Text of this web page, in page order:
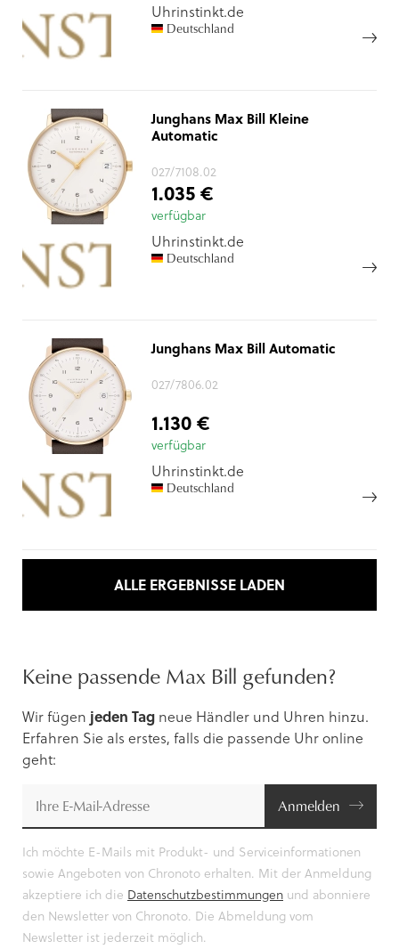
Uhrinstinkt.de
Deutschland
Junghans Max Bill Kleine
Automatic
027/7108.02
1.035 €
verfügbar
Uhrinstinkt.de
Deutschland
Junghans Max Bill Automatic
027/7806.02
1.130 €
verfügbar
Uhrinstinkt.de
Deutschland
ALLE ERGEBNISSE LADEN
Keine passende Max Bill gefunden?
Wir fügen jeden Tag neue Händler und Uhren hinzu.
Erfahren Sie als erstes, falls die passende Uhr online
geht:
Anmelden
Ich möchte E-Mails mit Produkt- und Serviceinformationen
sowie Angeboten von Chronoto erhalten. Mit der Anmeldung
akzeptiere ich die Datenschutzbestimmungen und abonniere
den Newsletter von Chronoto. Die Abmeldung vom
Newsletter ist jederzeit möglich.